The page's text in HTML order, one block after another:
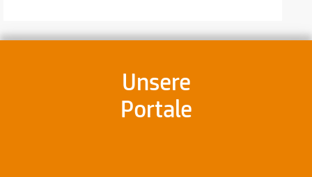
Unsere
Portale